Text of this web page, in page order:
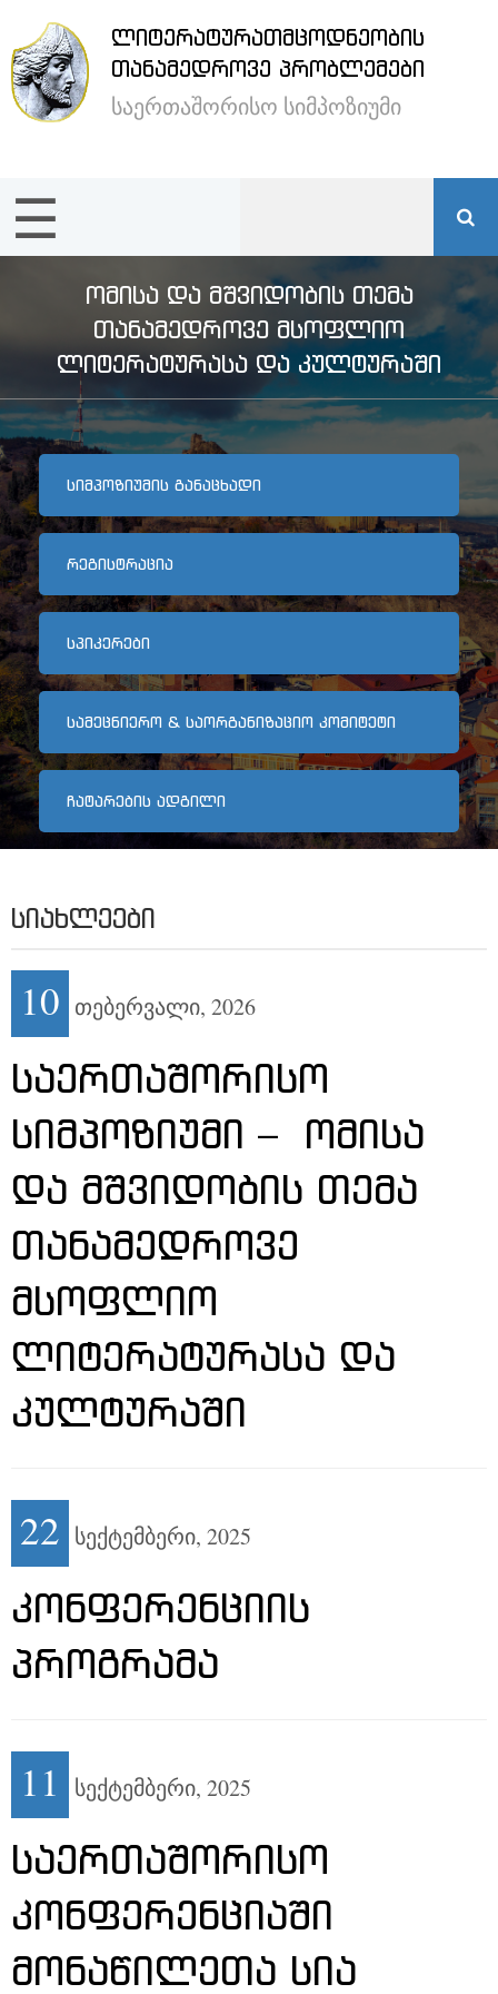
ᲚᲘᲢᲔᲠᲐᲢᲣᲠᲐᲗᲛᲪᲝᲓᲜᲔᲝᲑᲘᲡ
ᲗᲐᲜᲐᲛᲔᲓᲠᲝᲕᲔ ᲞᲠᲝᲑᲚᲔᲛᲔᲑᲘ
საერთაშორისო სიმპოზიუმი
×
ენა /
მთავარი
სიმპოზიუმის
შესახებ
სტუმრების
განთავსება
არქივი
კონტაქტი
☰
ᲝᲛᲘᲡᲐ ᲓᲐ ᲛᲨᲕᲘᲓᲝᲑᲘᲡ ᲗᲔᲛᲐ
ᲗᲐᲜᲐᲛᲔᲓᲠᲝᲕᲔ ᲛᲡᲝᲤᲚᲘᲝ
ᲚᲘᲢᲔᲠᲐᲢᲣᲠᲐᲡᲐ ᲓᲐ ᲙᲣᲚᲢᲣᲠᲐᲨᲘ
ᲡᲘᲛᲞᲝᲖᲘᲣᲛᲘᲡ ᲒᲐᲜᲐᲪᲮᲐᲓᲘ
ᲠᲔᲒᲘᲡᲢᲠᲐᲪᲘᲐ
ᲡᲞᲘᲙᲔᲠᲔᲑᲘ
ᲡᲐᲛᲔᲪᲜᲘᲔᲠᲝ & ᲡᲐᲝᲠᲒᲐᲜᲘᲖᲐᲪᲘᲝ ᲙᲝᲛᲘᲢᲔᲢᲘ
ᲩᲐᲢᲐᲠᲔᲑᲘᲡ ᲐᲓᲒᲘᲚᲘ
ᲡᲘᲐᲮᲚᲔᲔᲑᲘ
10 თებერვალი, 2026
ᲡᲐᲔᲠᲗᲐᲨᲝᲠᲘᲡᲝ
ᲡᲘᲛᲞᲝᲖᲘᲣᲛᲘ – ᲝᲛᲘᲡᲐ
ᲓᲐ ᲛᲨᲕᲘᲓᲝᲑᲘᲡ ᲗᲔᲛᲐ
ᲗᲐᲜᲐᲛᲔᲓᲠᲝᲕᲔ
ᲛᲡᲝᲤᲚᲘᲝ
ᲚᲘᲢᲔᲠᲐᲢᲣᲠᲐᲡᲐ ᲓᲐ
ᲙᲣᲚᲢᲣᲠᲐᲨᲘ
22 სექტემბერი, 2025
ᲙᲝᲜᲤᲔᲠᲔᲜᲪᲘᲘᲡ
ᲞᲠᲝᲒᲠᲐᲛᲐ
11 სექტემბერი, 2025
ᲡᲐᲔᲠᲗᲐᲨᲝᲠᲘᲡᲝ
ᲙᲝᲜᲤᲔᲠᲔᲜᲪᲘᲐᲨᲘ
ᲛᲝᲜᲐᲬᲘᲚᲔᲗᲐ ᲡᲘᲐ